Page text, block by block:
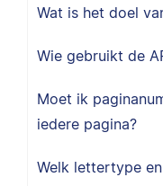
Wat is het doel
Wie gebruikt de
Moet ik
iedere pagina?
Welk lettertype